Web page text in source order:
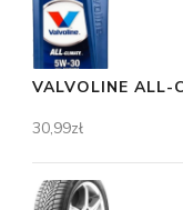
VALVOLINE ALL-
30,99zł